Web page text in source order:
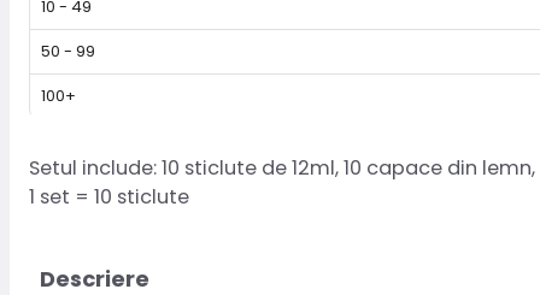
10 - 49
50 - 99
100+
Setul include: 10 sticlute de 12ml, 10 capace din
1 set = 10 sticlute
Descriere